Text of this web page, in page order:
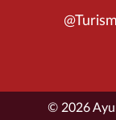
© 2026